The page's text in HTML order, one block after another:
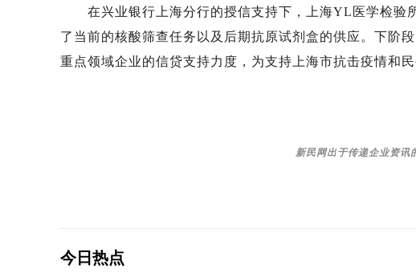
在兴业银行上海分行的授信支持下，上海YL医学检验
了当前的核酸筛查任务以及后期抗原试剂盒的供应。下阶
重点领域企业的信贷支持力度，为支持上海市抗击疫情和
新民网出于传递企业资讯
今日热点